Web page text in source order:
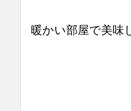
暖かい部屋で美味